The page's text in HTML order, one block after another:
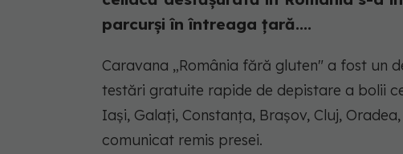
parcurși în întreaga țară....
Caravana „România fără gluten" a fost un
testări gratuite rapide de depistare a bolii
Iași, Galați, Constanța, Brașov, Cluj,
comunicat remis presei.